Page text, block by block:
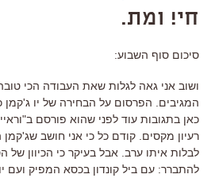
חי! ומת.
סיכום סוף השבוע:
ושוב אני גאה לגלות שאת העבודה הכי
המגיבים. הפרסום על הבחירה של יו ג'קמן
כאן בתגובות עוד לפני שהוא פורסם
רעיון מקסים. קודם כל כי אני חושב שג'קמן
לבלות איתו ערב. אבל בעיקר כי הכיוון
להתברר: עם ביל קונדון בכסא המפיק ועם